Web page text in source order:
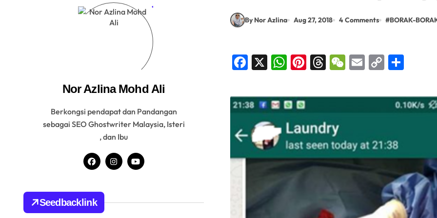
Nor Azlina Mohd Ali
Berkongsi pendapat dan Pandangan
sebagai SEO Ghostwriter Malaysia, Isteri
, dan Ibu
Seedbacklink
By Nor Azlina Aug 27, 2018 4 Comments #BORAK-
Facebook
X WhatsApp
Pinterest
Threads
WeChat
Email
Copy